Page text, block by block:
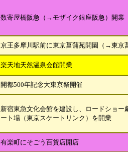
数寄屋橋阪急（→モザイク銀座阪急）開業
京王多摩川駅前に東京菖蒲苑開園（→東京
楽天地天然温泉会館開業
開都500年記念大東京祭開催
新宿東急文化会館を建設し、ロードショ
ート場（東京スケートリンク）を開業
有楽町にそごう百貨店開店